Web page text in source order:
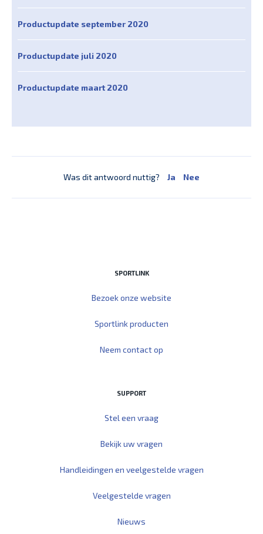
Productupdate september 2020
Productupdate juli 2020
Productupdate maart 2020
Was dit antwoord nuttig? Ja Nee
SPORTLINK
Bezoek onze website
Sportlink producten
Neem contact op
SUPPORT
Stel een vraag
Bekijk uw vragen
Handleidingen en veelgestelde vragen
Veelgestelde vragen
Nieuws